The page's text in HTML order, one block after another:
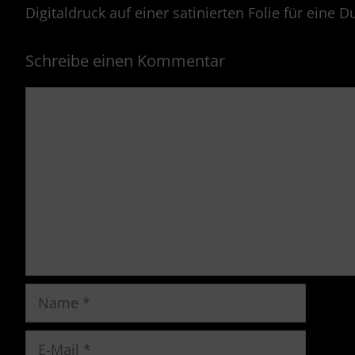
Digitaldruck auf einer satinierten Folie für eine
Schreibe einen Kommentar
Name